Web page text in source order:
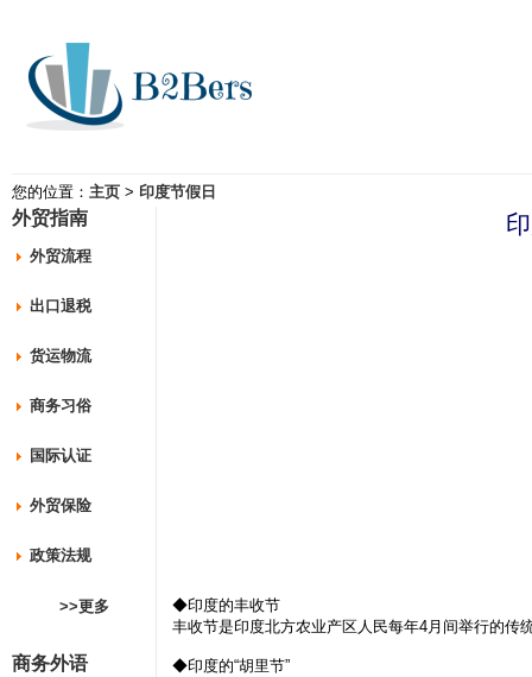
您的位置： 主页 > 印度节假日
外贸指南
外贸流程
出口退税
货运物流
商务习俗
国际认证
外贸保险
政策法规
>>更多
商务外语
◆印度的丰收节
丰收节是印度北方农业产区人民每年4月间举行的传
◆印度的“胡里节”